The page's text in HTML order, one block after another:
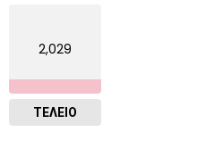
2,029
ΤΕΛΕΙΟ